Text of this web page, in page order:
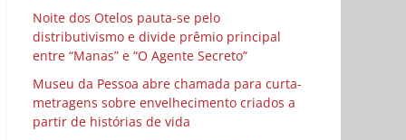
Noite dos Otelos pauta-se pelo
distributivismo e divide prêmio principal
entre “Manas” e “O Agente Secreto”
Museu da Pessoa abre chamada para curta-
metragens sobre envelhecimento criados a
partir de histórias de vida